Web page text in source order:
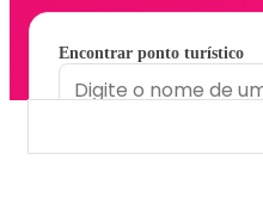
Encontrar ponto turístico